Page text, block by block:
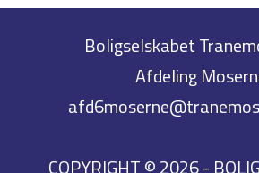
Boligselskabet
Afdeling